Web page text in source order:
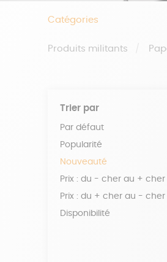
Catégories
Produits militants
Trier par
Par défaut
Popularité
Nouveauté
Prix : du - cher au + cher
Prix : du + cher au - cher
Disponibilité